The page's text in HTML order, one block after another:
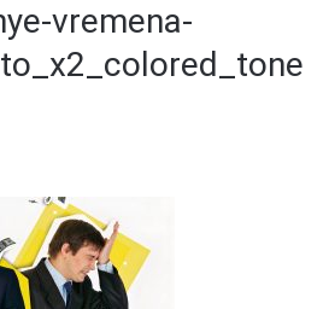
vremena-